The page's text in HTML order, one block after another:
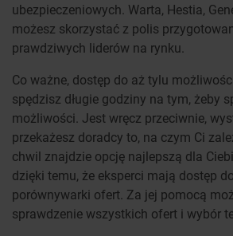
ubezpieczeniowych. Warta, Hestia,
możesz skorzystać z polis
prawdziwych liderów na rynku.
Co ważne, dostęp do aż tylu
spędzisz długie godziny na tym, żeby
możliwości. Jest wręcz przeciwnie,
przekażesz doradcy to, na czym Ci
chwil znajdzie opcję najlepszą dla
dzięki temu, że eksperci mają dostęp
porównywarki ofert. Za jej pomocą
sprawdzenie wszystkich ofert i wybór